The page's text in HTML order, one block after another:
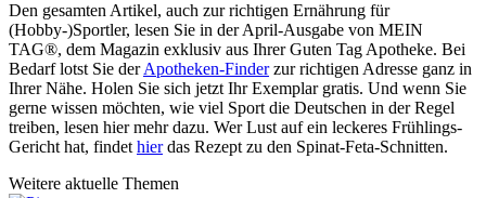
Den gesamten Artikel, auch zur richtigen Ernährung für
(Hobby-)Sportler, lesen Sie in der April-Ausgabe von MEIN
TAG®, dem Magazin exklusiv aus Ihrer Guten Tag Apotheke. Bei
Bedarf lotst Sie derApotheken-Finderzur richtigen Adresse ganz in
Ihrer Nähe. Holen Sie sich jetzt Ihr Exemplar gratis. Und wenn Sie
gerne wissen möchten, wie viel Sport die Deutschen in der Regel
treiben, lesen hier mehr dazu. Wer Lust auf ein leckeres Frühlings-
Gericht hat, findet hierdas Rezept zu den Spinat-Feta-Schnitten.
Weitere aktuelle Themen